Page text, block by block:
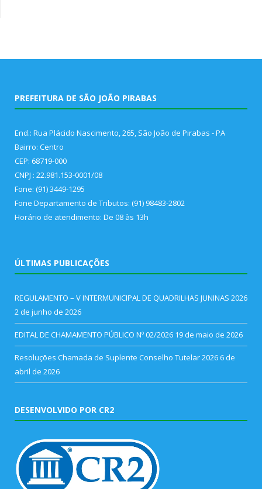
PREFEITURA DE SÃO JOÃO PIRABAS
End.: Rua Plácido Nascimento, 265, São João de Pirabas - PA
Bairro: Centro
CEP: 68719-000
CNPJ : 22.981.153-0001/08
Fone: (91) 3449-1295
Fone Departamento de Tributos: (91) 98483-2802
Horário de atendimento: De 08 às 13h
ÚLTIMAS PUBLICAÇÕES
REGULAMENTO – V INTERMUNICIPAL DE QUADRILHAS JUNINAS 2026
2 de junho de 2026
EDITAL DE CHAMAMENTO PÚBLICO Nº 02/2026 19 de maio de 2026
Resoluções Chamada de Suplente Conselho Tutelar 2026 6 de
abril de 2026
DESENVOLVIDO POR CR2